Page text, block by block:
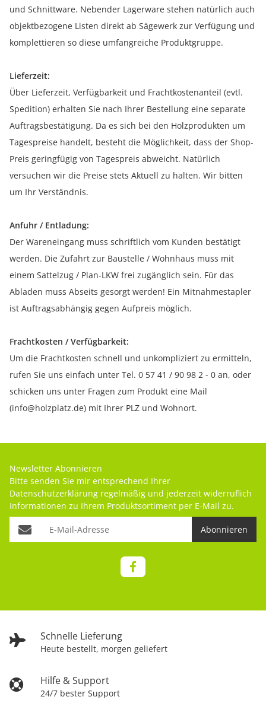
und Schnittware. Nebender Lagerware stehen natürlich auch
objektbezogene Listen direkt ab Sägewerk zur Verfügung und
komplettieren so diese umfangreiche Produktgruppe.
Lieferzeit:
Über Lieferzeit, Verfügbarkeit und Frachtkostenanteil (evtl.
Spedition) erhalten Sie nach Ihrer Bestellung eine separate
Auftragsbestätigung. Da es sich bei den Holzprodukten um
Tagespreise handelt, besteht die Möglichkeit, dass der Shop-
Preis geringfügig von Tagespreis abweicht. Natürlich
versuchen wir die Preise stets Aktuell zu halten. Wir bitten
um Ihr Verständnis.
Anfuhr / Entladung:
Der Wareneingang muss schriftlich vom Kunden bestätigt
werden. Die Zufahrt zur Baustelle / Wohnhaus muss mit
einem Sattelzug / Plan-LKW frei zugänglich sein. Für das
Abladen muss Abseits gesorgt werden! Ein Mitnahmestapler
ist Auftragsabhängig gegen Aufpreis möglich.
Frachtkosten / Verfügbarkeit:
Um die Frachtkosten schnell und unkompliziert zu ermitteln,
rufen Sie uns einfach unter Tel. 0 57 41 / 90 98 2 - 0 an, oder
schicken uns unter Fragen zum Produkt eine Mail
(info@holzplatz.de) mit Ihrer PLZ und Wohnort.
Schnelle Lieferung
Heute bestellt, morgen geliefert
Hilfe & Support
24/7 bester Support
Newsletter Abonnieren
Bitte senden Sie mir entsprechend Ihrer
Datenschutzerklärung regelmäßig und jederzeit widerruflich
Informationen zu Ihrem Produktsortiment per E-Mail zu.
Abonnieren